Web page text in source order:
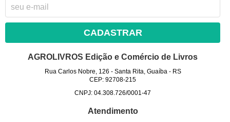
CADASTRAR
AGROLIVROS Edição e Comércio de Livros
Rua Carlos Nobre, 126 - Santa Rita, Guaíba- RS
CEP: 92708-215
CNPJ: 04.308.726/0001-47
Atendimento